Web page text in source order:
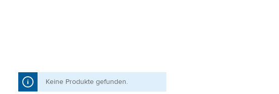
Keine Produkte gefunden.